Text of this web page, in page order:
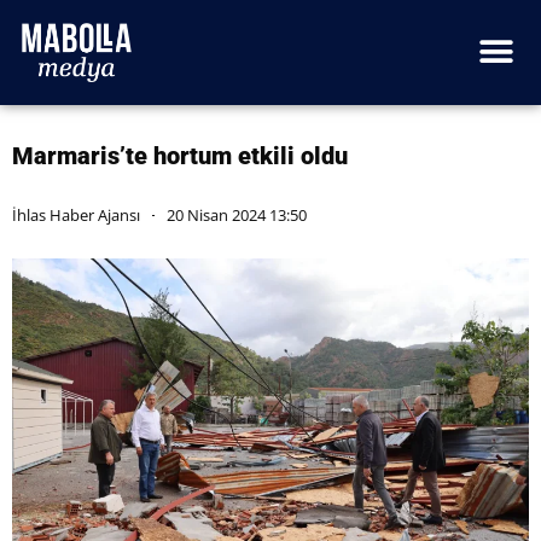
Marmaris’te hortum etkili oldu
İhlas Haber Ajansı 20 Nisan 2024 13:50